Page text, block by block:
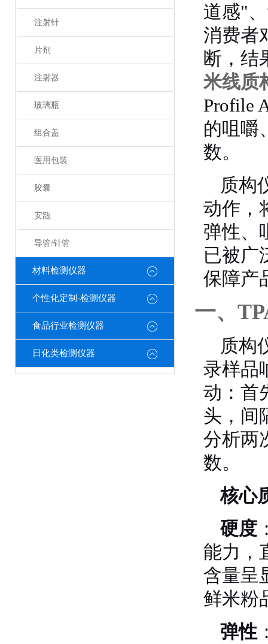
注射针
片剂
注射器
玻璃瓶
组合盖
医用包装
胶囊
安瓿
导管/针管
材料检测仪器
个性化定制-检测仪器
食品行业检测仪器
日化类检测仪器
道感"
消费者
断，结
米线质
Profile
的咀嚼
数。
质构
动作，
弹性、
已被广
保障产
一、
质构
录样品
动：首
头，间
分析两
数。
核心
硬度
能力，
含量呈
鲜米粉
弹性